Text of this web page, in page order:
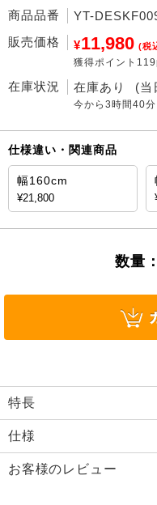
商品品番
YT-
販売価格
¥11,980 (税
獲得ポイント
在庫状況 在庫あり (当
今から3時間40分
仕様違い・関連商品
幅160cm
¥21,800
数量：
特長
仕様
お客様のレビュー